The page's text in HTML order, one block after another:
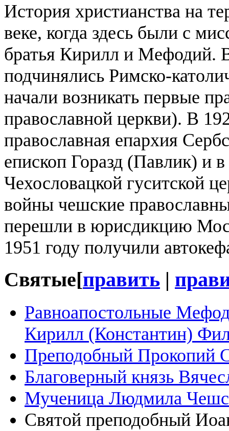
История христианства на
веке, когда здесь были с
братья Кирилл и Мефодий.
подчинялись Римско-
начали возникать первые
православной церкви). В
православная епархия
епископ Горазд (Павлик) и
Чехословацкой гуситской
войны чешские
перешли в юрисдикцию
1951 году получили
Святые [править
Равноапостольные
Кирилл (Константин)
Преподобный Прокопий
Благоверный князь
Мученица Людмила
Святой преподобный